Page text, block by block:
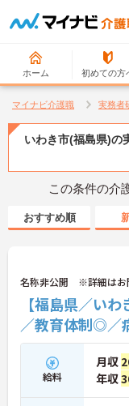
ホーム 初めての方
マイナビ介護職 実務者
いわき市(福島県)の
この条件の介
おすすめ順
名称非公開 ※詳細はお
【福島県／い
／教育体制◎／
給料
月収
年収